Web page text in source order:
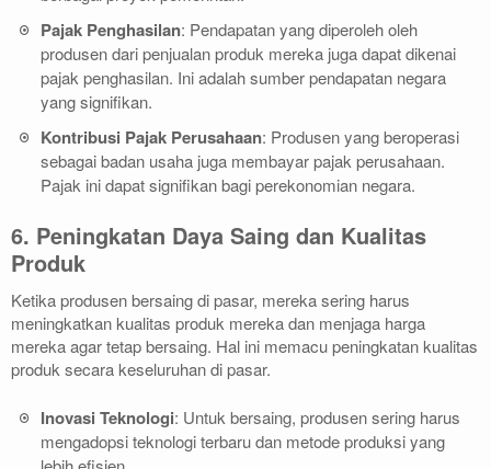
Pajak Penghasilan: Pendapatan yang diperoleh oleh
produsen dari penjualan produk mereka juga dapat dikenai
pajak penghasilan. Ini adalah sumber pendapatan negara
yang signifikan.
Kontribusi Pajak Perusahaan: Produsen yang beroperasi
sebagai badan usaha juga membayar pajak perusahaan.
Pajak ini dapat signifikan bagi perekonomian negara.
6. Peningkatan Daya Saing dan Kualitas
Produk
Ketika produsen bersaing di pasar, mereka sering harus
meningkatkan kualitas produk mereka dan menjaga harga
mereka agar tetap bersaing. Hal ini memacu peningkatan kualitas
produk secara keseluruhan di pasar.
Inovasi Teknologi: Untuk bersaing, produsen sering harus
mengadopsi teknologi terbaru dan metode produksi yang